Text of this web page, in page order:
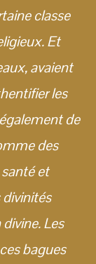
classe
Et
avaient
les
de
des
et
Les
bagues